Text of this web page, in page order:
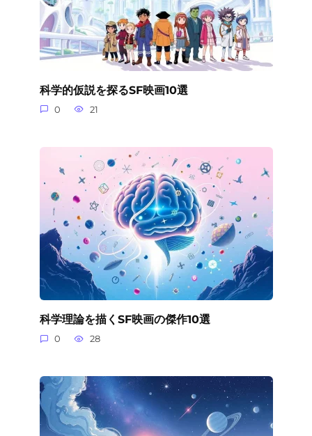
科学的仮説を探るSF映画10選
0 21
科学理論を描くSF映画の傑作10選
0 28